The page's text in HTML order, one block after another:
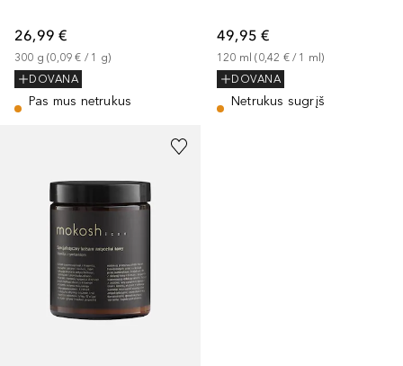
26,99 €
300 g (0,09 € / 1 g)
DOVANA
Pas mus netrukus
49,95 €
120 ml (0,42 € / 1 ml)
DOVANA
Netrukus sugrįš